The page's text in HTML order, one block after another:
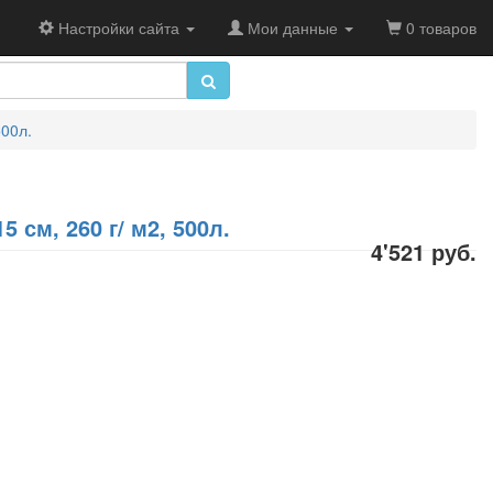
Настройки сайта Мои данные 0 товаров
см, 260 г/ м2, 500л.
4'521 руб.